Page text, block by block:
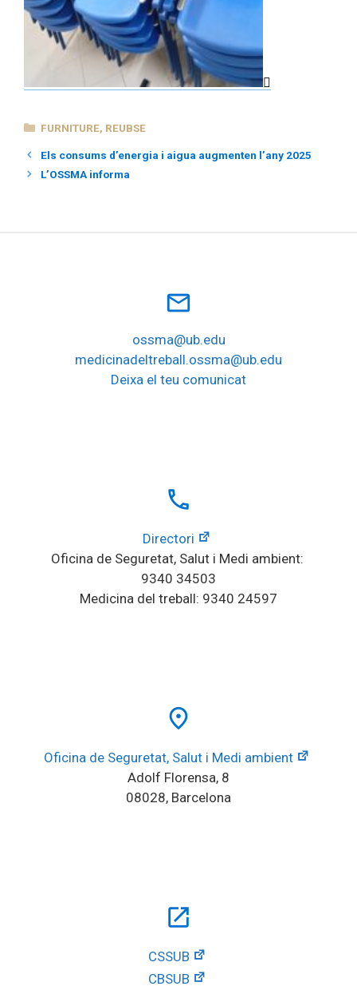
CATEGORIES
FURNITURE, REUBSE
Els consums d’energia i aigua augmenten l’any 2025
L’OSSMA informa
mail_outline
ossma@ub.edu
medicinadeltreball.ossma@ub.edu
Deixa el teu comunicat
local_phone
Directori
Oficina de Seguretat, Salut i Medi ambient:
9340 34503
Medicina del treball: 9340 24597
place
Oficina de Seguretat, Salut i Medi ambient
Adolf Florensa, 8
08028, Barcelona
open_in_new
CSSUB
CBSUB